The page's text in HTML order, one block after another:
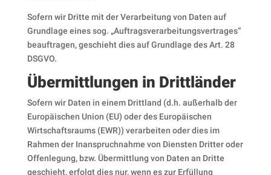
Sofern wir Dritte mit der Verarbeitung von Daten auf
Grundlage eines sog. „Auftragsverarbeitungsvertrages“
beauftragen, geschieht dies auf Grundlage des Art. 28
DSGVO.
Übermittlungen in Drittländer
Sofern wir Daten in einem Drittland (d.h. außerhalb der
Europäischen Union (EU) oder des Europäischen
Wirtschaftsraums (EWR)) verarbeiten oder dies im
Rahmen der Inanspruchnahme von Diensten Dritter oder
Offenlegung, bzw. Übermittlung von Daten an Dritte
geschieht, erfolgt dies nur, wenn es zur Erfüllung